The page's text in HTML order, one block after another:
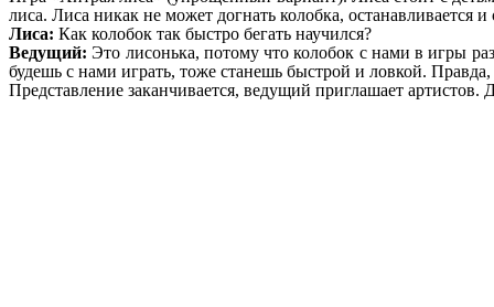
лиса. Лиса никак не может догнать колобка, останавливается
Лиса: Как колобок так быстро бегать научился?
Ведущий: Это лисонька, потому что колобок с нами в игры
будешь с нами играть, тоже станешь быстрой и ловкой.
Представление заканчивается, ведущий приглашает артистов.